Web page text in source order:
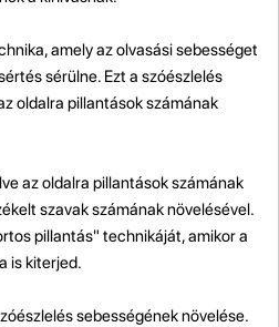
amely az olvasási sebességet
sérülne. Ezt a szóészlelés
oldalra pillantások számának
az oldalra pillantások számának
szavak számának növelésével.
pillantás" technikáját, amikor a
is kiterjed.
sebességének növelése.